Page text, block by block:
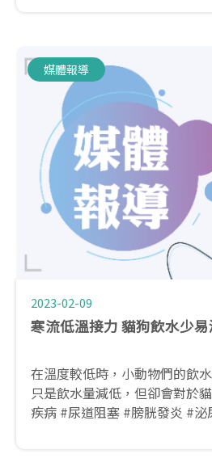
的健康服務。
媒體報導
2023-02-09
寒流低溫接力 貓狗飲水少
在溫度較低時，小動物們的飲
只是飲水量減低，但卻會對於
疾病 #尿道阻塞 #膀胱發炎 #泌